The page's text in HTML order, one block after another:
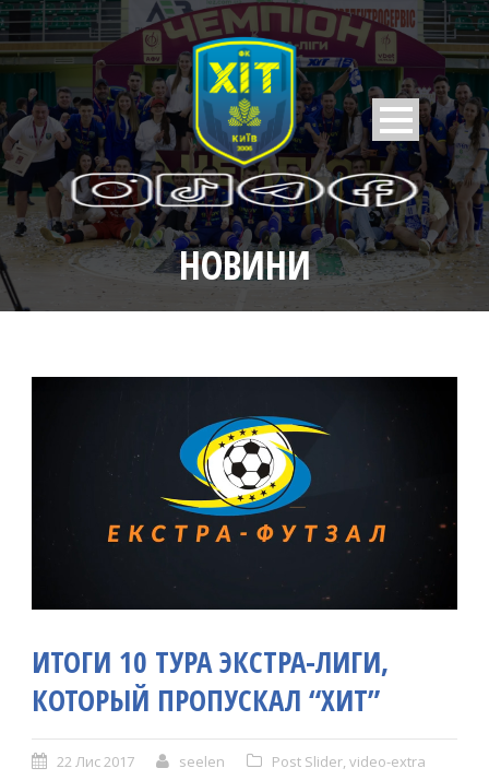
НОВИНИ
ИТОГИ 10 ТУРА ЭКСТРА-ЛИГИ,
КОТОРЫЙ ПРОПУСКАЛ “ХИТ”
22 Лис 2017 seelen Post Slider, video-extra